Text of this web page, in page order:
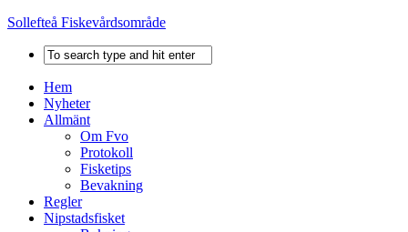
Sollefteå Fiskevårdsområde
Hem
Nyheter
Allmänt
Om Fvo
Protokoll
Fisketips
Bevakning
Regler
Nipstadsfisket